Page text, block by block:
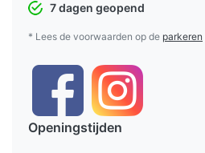
7 dagen geopend
* Lees de voorwaarden op de parkeren
Openingstijden